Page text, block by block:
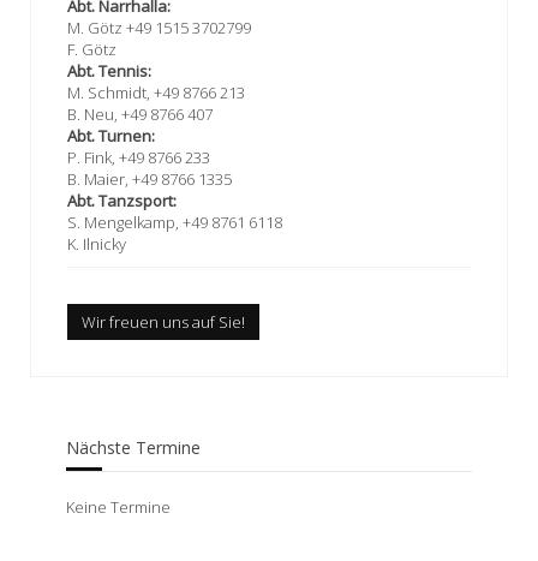
Abt. Narrhalla:
M. Götz +49 1515 3702799
F. Götz
Abt. Tennis:
M. Schmidt, +49 8766 213
B. Neu, +49 8766 407
Abt. Turnen:
P. Fink, +49 8766 233
B. Maier, +49 8766 1335
Abt. Tanzsport:
S. Mengelkamp, +49 8761 6118
K. Ilnicky
Wir freuen uns auf Sie!
Nächste Termine
Keine Termine